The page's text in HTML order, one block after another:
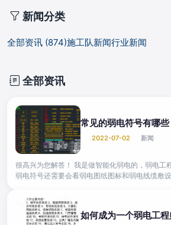
新闻分类
全部资讯 (874)施工队新闻行业新闻
全部资讯
常见的弱电符号有哪些
2022-07-02 新闻
很高兴为您解答！ 我是做智能化弱电的，弱电工
弱电符号还需要会看弱电图纸图标和弱电线缆敷
如何成为一个弱电工程